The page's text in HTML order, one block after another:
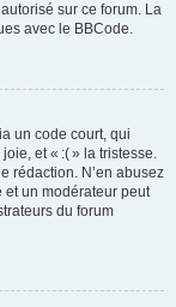
sur ce forum. La
avec le BBCode.
un code court, qui
et « :( » la tristesse.
rédaction. N’en abusez
et un modérateur peut
du forum